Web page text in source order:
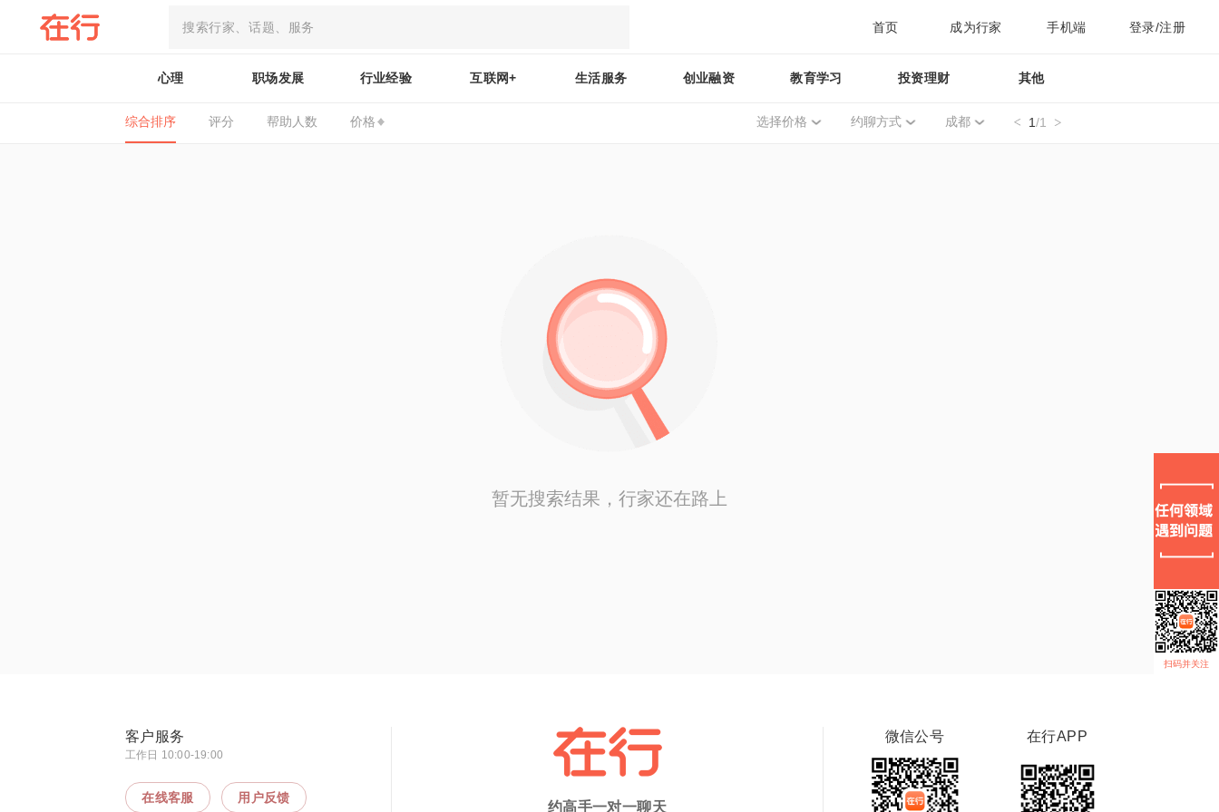
首页 成为行家 手机端 登录/注册
心理 职场发展 行业经验 互联网+ 生活服务 创业融资 教育学习 投资理财 其他
综合排序 评分 帮助人数 价格 选择价格 约聊方式 成都 1/1
暂无搜索结果，行家还在路上
扫码并关注
客户服务
工作日 10:00-19:00
在线客服 用户反馈
约高手一对一聊天
微信公号 在行APP